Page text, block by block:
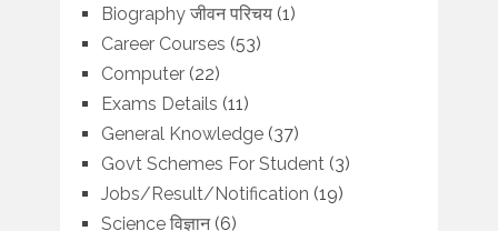
Biography जीवन परिचय(1)
Career Courses (53)
Computer(22)
Exams Details (11)
General Knowledge(37)
Govt Schemes For Student (3)
Jobs/Result/Notification (19)
Science विज्ञान(6)